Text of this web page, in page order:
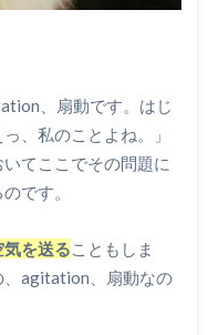
、扇動です。はじ
、私のことよね。」
てここでその問題に
です。
を送ることもしま
、agitation、扇動なの